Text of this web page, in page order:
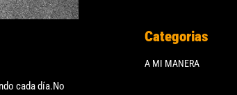
cada día.No
Categorias
A MI MANERA